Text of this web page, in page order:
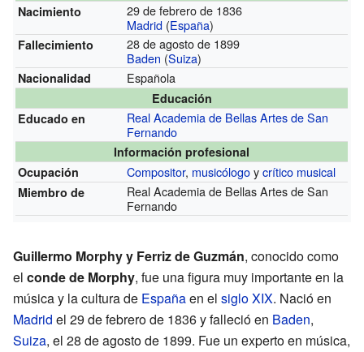
Nacimiento
29 de febrero de 1836
Madrid (España)
Fallecimiento
28 de agosto de 1899
Baden (Suiza)
Nacionalidad Española
Educación
Educado en
Real Academia de Bellas Artes de San
Fernando
Información profesional
Ocupación
Compositor, musicólogoycrítico musical
Miembro de
Real Academia de Bellas Artes de San
Fernando
Guillermo Morphy y Ferriz de Guzmán, conocido como
el conde de Morphy, fue una figura muy importante en la
música y la cultura de Españaen el siglo XIX. Nació en
Madrid el 29 de febrero de 1836 y falleció en Baden,
Suiza, el 28 de agosto de 1899. Fue un experto en música,